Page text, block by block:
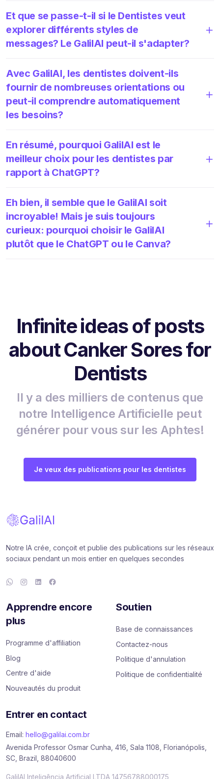
Et que se passe-t-il si le Dentistes veut
explorer différents styles de
messages? Le GalilAI peut-il s'adapter?
Avec GalilAI, les dentistes doivent-ils
fournir de nombreuses orientations ou
peut-il comprendre automatiquement
les besoins?
En résumé, pourquoi GalilAI est le
meilleur choix pour les dentistes par
rapport à ChatGPT?
Eh bien, il semble que le GalilAI soit
incroyable! Mais je suis toujours
curieux: pourquoi choisir le GalilAI
plutôt que le ChatGPT ou le Canva?
Infinite ideas of posts
about Canker Sores for
Dentists
Il y a des milliers de contenus que
notre Intelligence Artificielle peut
générer pour vous sur les Aphtes!
Je veux des publications pour les dentistes
Notre IA crée, conçoit et publie des publications sur les réseaux
sociaux pendant un mois entier en quelques secondes
Apprendre encore
plus
Programme d'affiliation
Blog
Centre d'aide
Nouveautés du produit
Soutien
Base de connaissances
Contactez-nous
Politique d'annulation
Politique de confidentialité
Entrer en contact
Email: hello@galilai.com.br
Avenida Professor Osmar Cunha, 416, Sala 1108, Florianópolis,
SC, Brazil, 88040600
GalilAI Inteligência Artificial LTDA 14756788000175